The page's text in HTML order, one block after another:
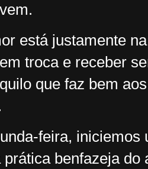
está justamente
troca e receber
que faz bem
feira,
benfazeja